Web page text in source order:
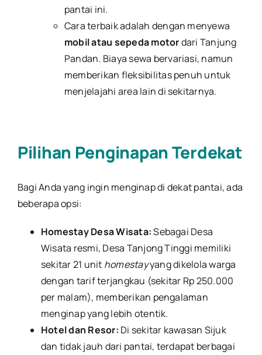
pantai ini.
Cara terbaik adalah dengan menyewa
mobil atau sepeda motordari Tanjung
Pandan. Biaya sewa bervariasi, namun
memberikan fleksibilitas penuh untuk
menjelajahi area lain di sekitarnya.
Pilihan Penginapan Terdekat
Bagi Anda yang ingin menginap di dekat pantai, ada
beberapa opsi:
Homestay Desa Wisata:Sebagai Desa
Wisata resmi, Desa Tanjong Tinggi memiliki
sekitar 21 unit homestayyang dikelola warga
dengan tarif terjangkau (sekitar Rp 250.000
per malam), memberikan pengalaman
menginap yang lebih otentik.
Hotel dan Resor: Di sekitar kawasan Sijuk
dan tidak jauh dari pantai, terdapat berbagai